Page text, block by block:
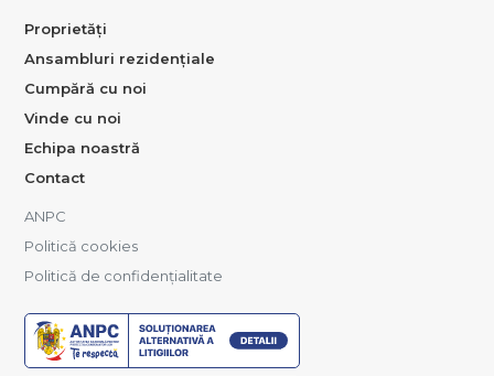
Proprietăți
Ansambluri rezidențiale
Cumpără cu noi
Vinde cu noi
Echipa noastră
Contact
ANPC
Politică cookies
Politică de confidențialitate